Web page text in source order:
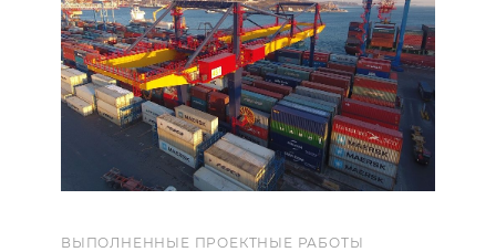
ВЫПОЛНЕННЫЕ ПРОЕКТНЫЕ РАБОТЫ